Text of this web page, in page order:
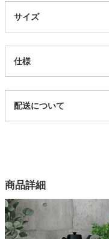
ガーデン
サイズ
仕様
4300258
1色
天板
強化紙
配送について
商品詳細